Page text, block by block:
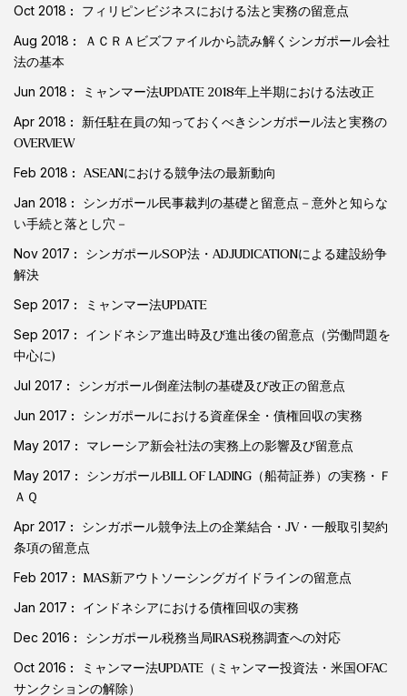
Oct 2018 フィリピンビジネスにおける法と実務の留意点
Aug 2018
ＡＣＲＡビズファイルから読み解くシンガポール会社
法の基本
Jun 2018 ミャンマー法UPDATE 2018年上半期における法改正
Apr 2018
新任駐在員の知っておくべきシンガポール法と実務の
OVERVIEW
Feb 2018 ASEANにおける競争法の最新動向
Jan 2018
シンガポール民事裁判の基礎と留意点－意外と知らな
い手続と落とし穴－
Nov 2017
シンガポールSOP法・ADJUDICATIONによる建設紛争
解決
Sep 2017 ミャンマー法UPDATE
Sep 2017
インドネシア進出時及び進出後の留意点（労働問題を
中心に)
Jul 2017 シンガポール倒産法制の基礎及び改正の留意点
Jun 2017 シンガポールにおける資産保全・債権回収の実務
May 2017 マレーシア新会社法の実務上の影響及び留意点
May 2017
シンガポールBILL OF LADING（船荷証券）の実務・Ｆ
ＡＱ
Apr 2017
シンガポール競争法上の企業結合・JV・一般取引契約
条項の留意点
Feb 2017 MAS新アウトソーシングガイドラインの留意点
Jan 2017 インドネシアにおける債権回収の実務
Dec 2016 シンガポール税務当局IRAS税務調査への対応
Oct 2016
ミャンマー法UPDATE（ミャンマー投資法・米国OFAC
サンクションの解除）